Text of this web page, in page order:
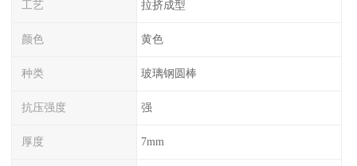
工艺 拉挤成型
颜色 黄色
种类 玻璃钢圆棒
抗压强度 强
厚度 7mm